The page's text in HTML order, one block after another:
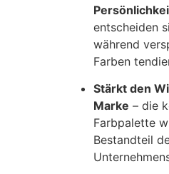
entscheiden
während
Farben
Stärkt den
Marke – die
Farbpalette
Bestandteil